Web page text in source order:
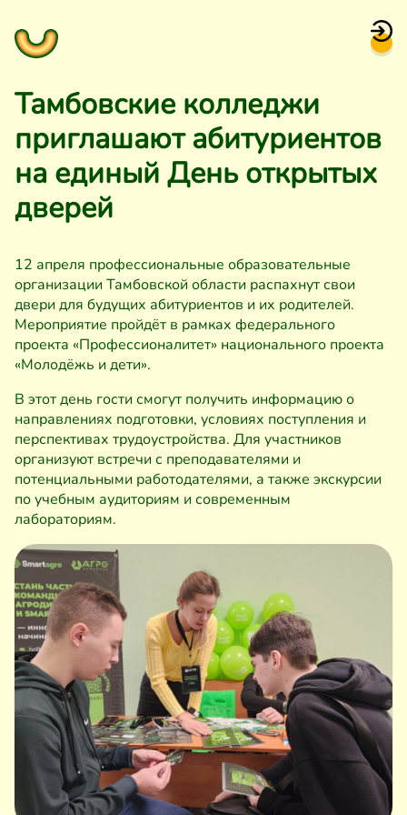
Тамбовские колледжи
приглашают абитуриентов
на единый День открытых
дверей
12 апреля профессиональные образовательные
организации Тамбовской области распахнут свои
двери для будущих абитуриентов и их родителей.
Мероприятие пройдёт в рамках федерального
проекта «Профессионалитет» национального проекта
«Молодёжь и дети».
В этот день гости смогут получить информацию о
направлениях подготовки, условиях поступления и
перспективах трудоустройства. Для участников
организуют встречи с преподавателями и
потенциальными работодателями, а также экскурсии
по учебным аудиториям и современным
лабораториям.